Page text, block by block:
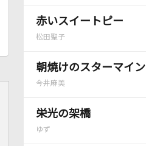
赤いスイートピー
松田聖子
朝焼けのスターマイン
今井麻美
栄光の架橋
ゆず